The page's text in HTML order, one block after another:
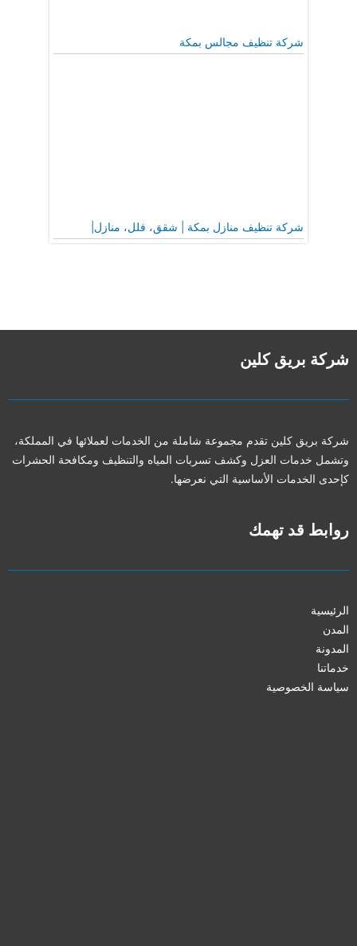
شركة تنظيف مجالس بمكة
شركة تنظيف منازل بمكة | شقق، فلل، منازل|
شركة بريق كلين
شركة بريق كلين تقدم مجموعة شاملة من الخدمات لعملائها في المملكة،
وتشمل خدمات العزل وكشف تسربات المياه والتنظيف ومكافحة الحشرات
كإحدى الخدمات الأساسية التي نعرضها.
روابط قد تهمك
الرئيسية
المدن
المدونة
خدماتنا
سياسة الخصوصية